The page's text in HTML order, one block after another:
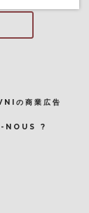
の商業広告
NOUS ?